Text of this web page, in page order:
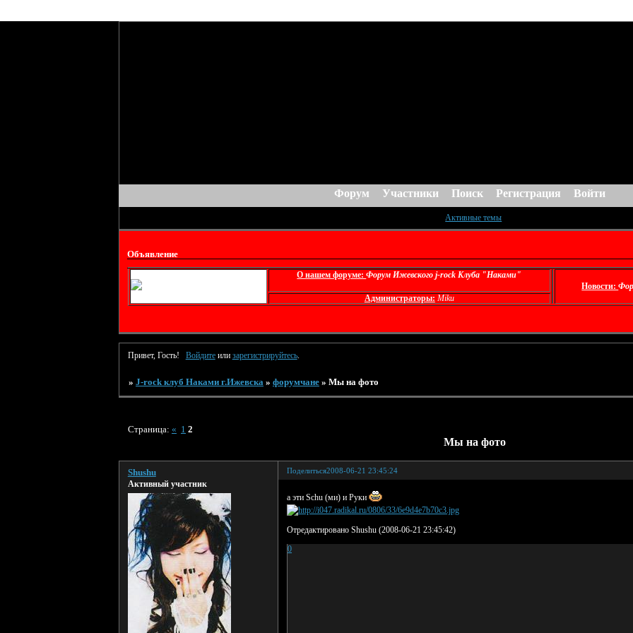
Форум Участники Поиск Регистрация Войти
Активные темы
Объявление
О нашем форуме:Форум Ижевского j-rock Клуба "Наками"
Новости:
Администраторы: Miku
Привет, Гость! Войдитеили зарегистрируйтесь.
» J-rock клуб Наками г.Ижевска » форумчане » Мы на фото
Мы на фото
Страница: « 1 2
Поделиться2008-06-21 23:45:24
Shushu
Активный участник
а эти Schu (ми) и Руки
Отредактировано Shushu (2008-06-21 23:45:42)
0